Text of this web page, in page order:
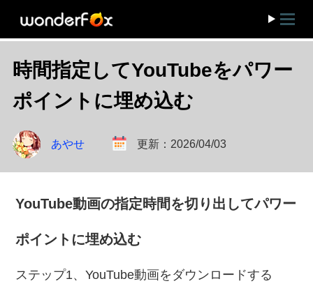
時間指定してYouTubeをパワー
ポイントに埋め込む
あやせ 更新：2026/04/03
YouTube動画の指定時間を切り出してパワー
ポイントに埋め込む
ステップ1、YouTube動画をダウンロードする